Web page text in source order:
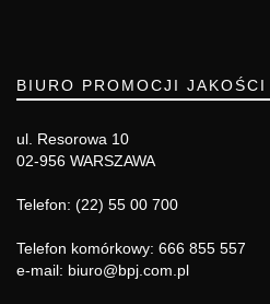
BIURO PROMOCJI JAKOŚCI
ul. Resorowa 10
02-956 WARSZAWA
Telefon: (22) 55 00 700
Telefon komórkowy: 666 855 557
e-mail: biuro@bpj.com.pl